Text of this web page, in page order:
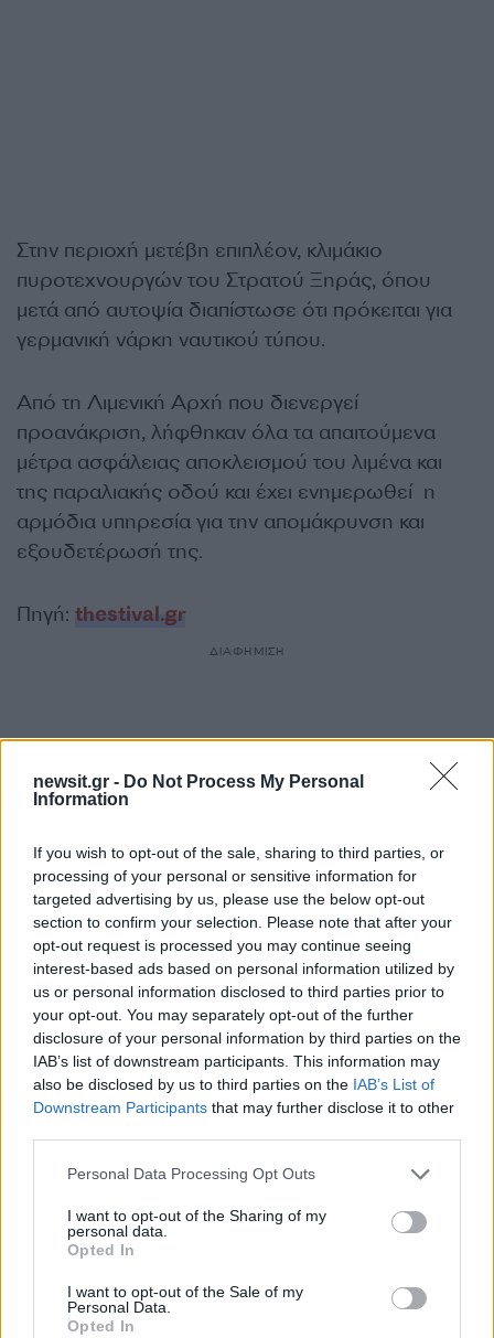
newsit.gr - Do Not Process My Personal
Information
If you wish to opt-out of the sale, sharing to third parties, or
processing of your personal or sensitive information for
targeted advertising by us, please use the below opt-out
section to confirm your selection. Please note that after your
opt-out request is processed you may continue seeing
interest-based ads based on personal information utilized by
us or personal information disclosed to third parties prior to
your opt-out. You may separately opt-out of the further
disclosure of your personal information by third parties on the
IAB’s list of downstream participants. This information may
also be disclosed by us to third parties on the IAB’s List of
Downstream Participants that may further disclose it to other
Please note that this website/app uses one or more Google
not limited to your visit or usage behaviour. You may click to
grant or deny consent to Google and its third-party tags to
use your data for below specified purposes in below Google
consent section.
Personal Data Processing Opt Outs
I want to opt-out of the Sharing of my
personal data.
Opted In
I want to opt-out of the Sale of my
Personal Data.
Opted In
Στην περιοχή μετέβη επιπλέον, κλιμάκιο
πυροτεχνουργών του Στρατού Ξηράς, όπου
μετά από αυτοψία διαπίστωσε ότι πρόκειται για
γερμανική νάρκη ναυτικού τύπου.
Από τη Λιμενική Αρχή που διενεργεί
προανάκριση, λήφθηκαν όλα τα απαιτούμενα
μέτρα ασφάλειας αποκλεισμού του λιμένα και
της παραλιακής οδού και έχει ενημερωθεί η
αρμόδια υπηρεσία για την απομάκρυνση και
εξουδετέρωσή της.
Πηγή: thestival.gr
ΔΙΑΦΗΜΙΣΗ
Αν τα χάσατε
Ανανεώθηκε πριν
6 λεπτά
Θρίλερ στον Λυκαβηττό:
Βρέθηκε πτώμα σε σπηλιά
Αγίων Ισιδώρων -
Φωτογραφίες από το
σημείο
Συναγερμός για
Αττική και Βοιωτία
«επικίνδυνες»